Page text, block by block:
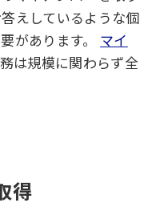
えしているような個
があります。 マイ
は規模に関わらず全
得